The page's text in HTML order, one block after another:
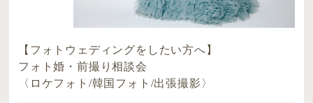
【フォトウェディングをしたい方へ】
フォト婚・前撮り相談会
〈ロケフォト/韓国フォト/出張撮影〉